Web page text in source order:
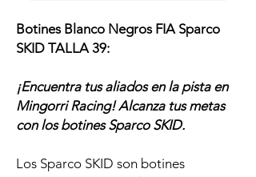
Botines Blanco Negros FIA Sparco
SKID TALLA 39:
¡Encuentra tus aliados en la pista en
Mingorri Racing! Alcanza tus metas
con los botines Sparco SKID.
Los Sparco SKID son botines